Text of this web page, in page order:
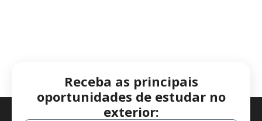
Receba as principais
oportunidades de estudar no
exterior: